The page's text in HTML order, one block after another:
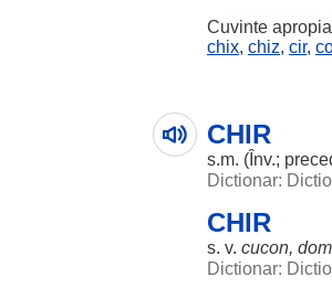
Cuvinte
chix, chiz, cir,
CHIR
s.m. (Înv.;
Dictionar:
CHIR
s. v. cucon,
Dictionar: